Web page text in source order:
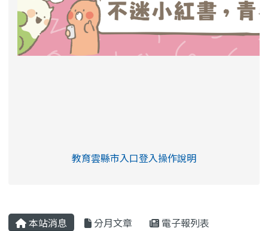
link to https://eliteracy.edu.tw/Shorts/
教育雲縣市入口登入操作說明
本站消息 分月文章 電子報列表